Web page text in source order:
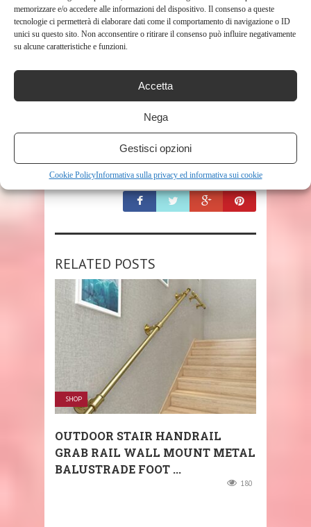
memorizzare e/o accedere alle informazioni del dispositivo. Il consenso a queste
tecnologie ci permetterà di elaborare dati come il comportamento di navigazione o ID
unici su questo sito. Non acconsentire o ritirare il consenso può influire negativamente
su alcune caratteristiche e funzioni.
Accetta
Nega
Gestisci opzioni
Cookie PolicyInformativa sulla privacy ed informativa sui cookie
SHARE THIS POST
RELATED POSTS
SHOP
OUTDOOR STAIR HANDRAIL
GRAB RAIL WALL MOUNT METAL
BALUSTRADE FOOT ...
180